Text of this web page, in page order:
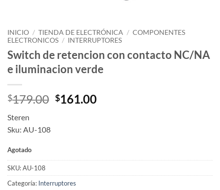
INICIO / TIENDA DE ELECTRÓNICA / COMPONENTES
ELECTRONICOS / INTERRUPTORES
Switch de retencion con contacto NC/NA
e iluminacion verde
$179.00 Original
$161.00Current
Steren
Sku: AU-108
Agotado
SKU:AU-108
Categoría: Interruptores